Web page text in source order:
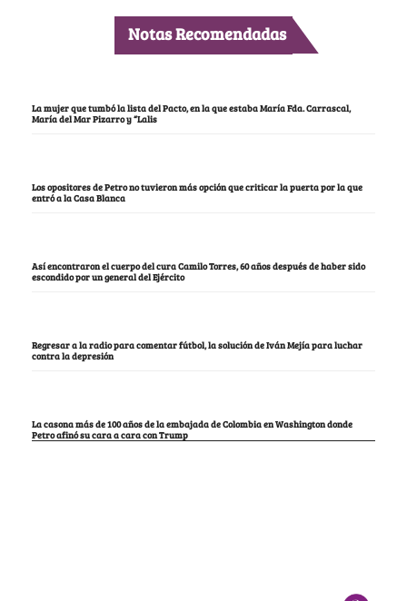
Notas Recomendadas
La mujer que tumbó la lista del Pacto, en la que estaba María Fda. Carrascal,
María del Mar Pizarro y “Lalis
Los opositores de Petro no tuvieron más opción que criticar la puerta por la que
entró a la Casa Blanca
Así encontraron el cuerpo del cura Camilo Torres, 60 años después de haber sido
escondido por un general del Ejército
Regresar a la radio para comentar fútbol, la solución de Iván Mejía para luchar
contra la depresión
La casona más de 100 años de la embajada de Colombia en Washington donde
Petro afinó su cara a cara con Trump